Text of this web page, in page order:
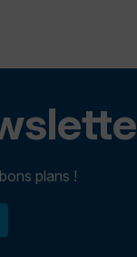
plans !